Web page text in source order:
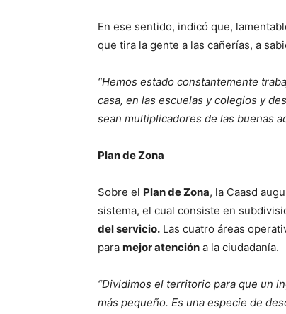
En ese sentido, indicó que,
que tira la gente a las cañerías, a
“Hemos estado constantemente
casa, en las escuelas y colegios y
sean multiplicadores de las buenas
Plan de Zona
Sobre el Plan de Zona, la Caasd
sistema, el cual consiste en
del servicio. Las cuatro áreas
para mejor atención a la ciudadanía.
“Dividimos el territorio para que un
más pequeño. Es una especie de